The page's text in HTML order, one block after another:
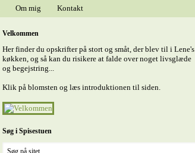
Om mig Kontakt
Velkommen
Her finder du opskrifter på stort og småt, der blev til i Lene's
køkken, og så kan du risikere at falde over noget livsglæde
og begejstring...
Klik på blomsten og læs introduktionen til siden.
Søg i Spisestuen